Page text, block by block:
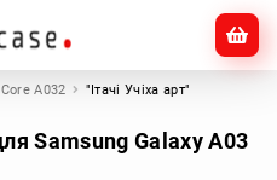
A032 "Ітачі Учіха арт"
Samsung Galaxy A03